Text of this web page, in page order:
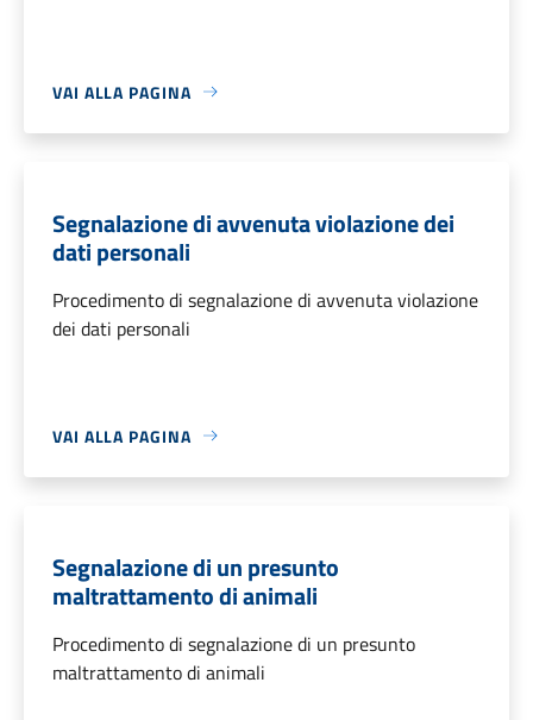
VAI ALLA PAGINA
Segnalazione di avvenuta violazione dei
dati personali
Procedimento di segnalazione di avvenuta violazione
dei dati personali
VAI ALLA PAGINA
Segnalazione di un presunto
maltrattamento di animali
Procedimento di segnalazione di un presunto
maltrattamento di animali